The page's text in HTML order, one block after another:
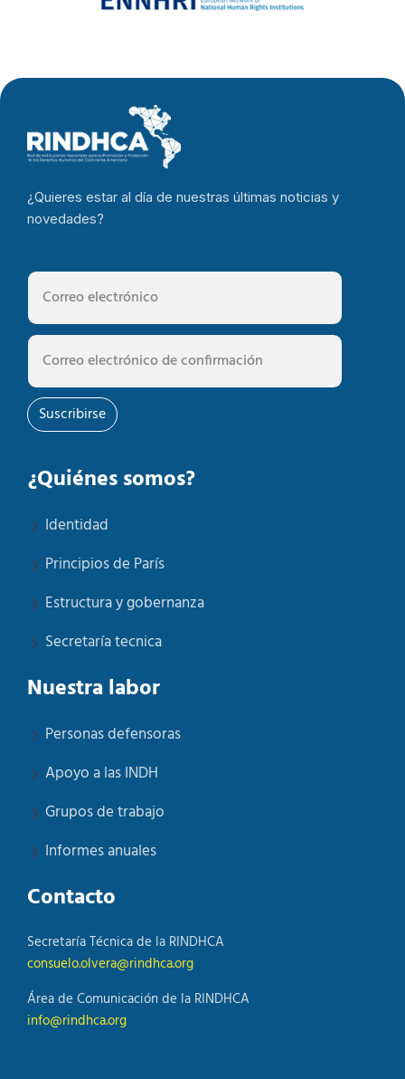
¿Quieres estar al día de nuestras últimas noticias y
novedades?
Suscribirse
¿Quiénes somos?
Identidad
Principios de París
Estructura y gobernanza
Secretaría tecnica
Nuestra labor
Personas defensoras
Apoyo a las INDH
Grupos de trabajo
Informes anuales
Contacto
Secretaría Técnica de la RINDHCA
consuelo.olvera@rindhca.org
Área de Comunicación de la RINDHCA
info@rindhca.org